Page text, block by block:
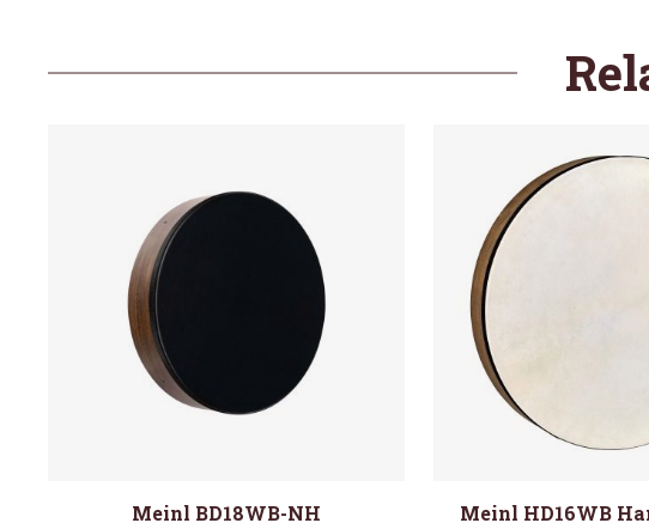
Meinl BD18WB-NH
Meinl HD16WB